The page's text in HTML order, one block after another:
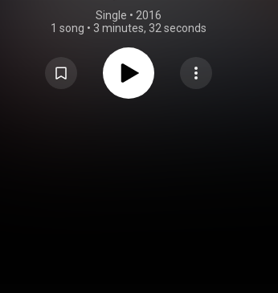
Single • 2016
1 song • 3 minutes, 32 seconds